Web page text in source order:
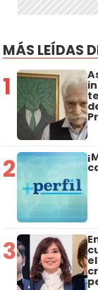
MÁS LEÍDAS
1
2
3